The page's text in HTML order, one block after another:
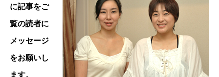
に記事をご
覧の読者に
メッセージ
をお願いし
ます。